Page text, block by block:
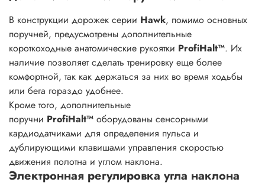
В конструкции дорожек серии Hawk, помимо основных
поручней, предусмотрены дополнительные
короткоходные анатомические рукоятки ProfiHalt™. Их
наличие позволяет сделать тренировку еще более
комфортной, так как держаться за них во время ходьбы
или бега гораздо удобнее.
Кроме того, дополнительные
поручни ProfiHalt™ оборудованы сенсорными
кардиодатчиками для определения пульса и
дублирующими клавишами управления скоростью
движения полотна и углом наклона.
Электронная регулировка угла наклона